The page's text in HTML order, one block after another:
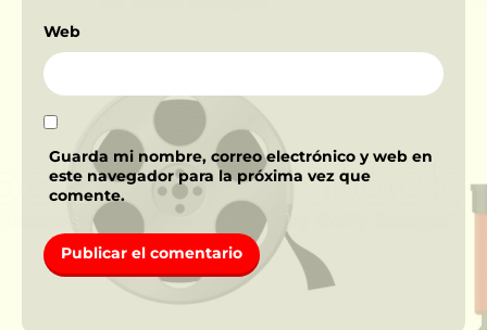
Web
Guarda mi nombre, correo electrónico y web en
este navegador para la próxima vez que
comente.